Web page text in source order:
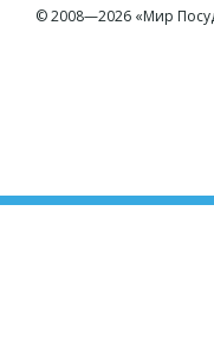
© 2008—2026 «Мир